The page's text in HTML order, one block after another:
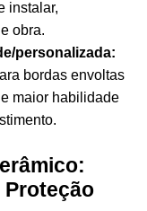
instalar,
obra.
personalizada:
bordas envoltas
maior habilidade
Proteção